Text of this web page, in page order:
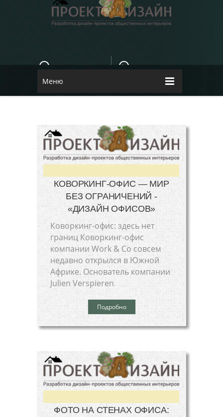
КОНТАКТЫ
E-MAIL
Меню
КОВОРКИНГ-ОФИС — МИР
БЕЗ ОГРАНИЧЕНИЙ -
«ДИЗАЙН ОФИСОВ»
Коворкинг-офис: здесь нет
границ Коворкинг-офис
компании Work & Co совсем
недавно открылся в Южной
Африке. Основатель компании
Julien Verspieren
Подробно
ФОТО НА СТЕНАХ ОФИСА: